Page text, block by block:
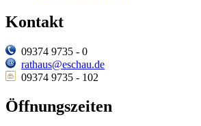
Kontakt
09374 9735 - 0
rathaus@eschau.de
09374 9735 - 102
Öffnungszeiten